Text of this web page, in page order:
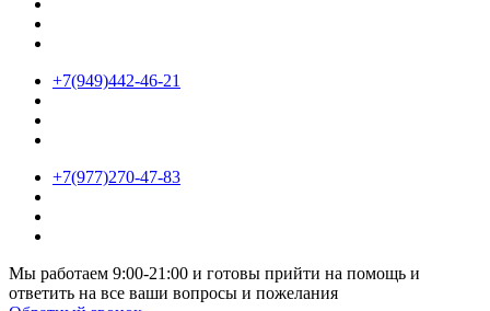
+7(949)442-46-21
+7(977)270-47-83
Мы работаем 9:00-21:00 и готовы прийти на помощь и
ответить на все ваши вопросы и пожелания